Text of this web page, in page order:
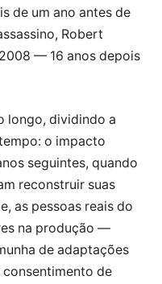
de um ano antes de
Robert
— 16 anos depois
longo, dividindo a
o impacto
seguintes, quando
reconstruir suas
as pessoas reais do
na produção —
de adaptações
de